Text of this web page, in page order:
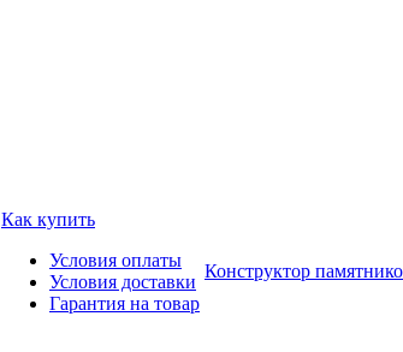
Как купить
Условия оплаты
Условия доставки
Гарантия на товар
Конструктор